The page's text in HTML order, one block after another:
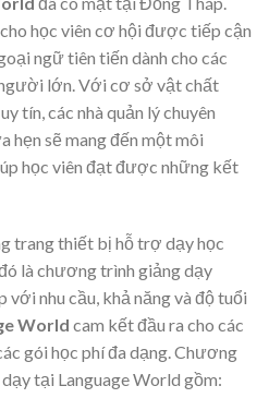
học viên cơ hội được tiếp cận
ngữ tiên tiến dành cho các
lớn. Với cơ sở vật chất
tín, các nhà quản lý chuyên
hẹn sẽ mang đến một môi
học viên đạt được những kết
trang thiết bị hỗ trợ dạy học
là chương trình giảng dạy
nhu cầu, khả năng và độ tuổi
World cam kết đầu ra cho các
gói học phí đa dạng. Chương
tại Language World gồm: